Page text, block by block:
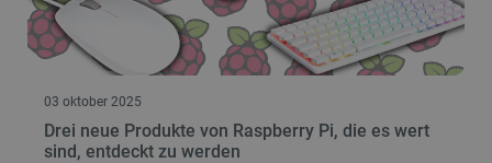
03 oktober 2025
Drei neue Produkte von Raspberry Pi, die es wert
sind, entdeckt zu werden